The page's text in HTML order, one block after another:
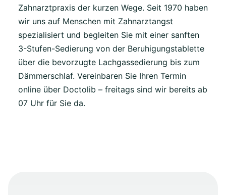
Zahnarztpraxis der kurzen Wege. Seit 1970 haben
wir uns auf Menschen mit Zahnarztangst
spezialisiert und begleiten Sie mit einer sanften
3-Stufen-Sedierung von der Beruhigungstablette
über die bevorzugte Lachgassedierung bis zum
Dämmerschlaf. Vereinbaren Sie Ihren Termin
online über Doctolib – freitags sind wir bereits ab
07 Uhr für Sie da.